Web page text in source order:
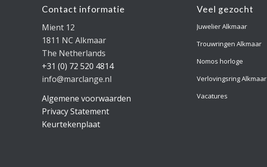
Contact informatie
Mient 12
1811 NC Alkmaar
The Netherlands
+31 (0) 72 520 4814
info@marclange.nl
Algemene voorwaarden
Privacy Statement
Keurtekenplaat
Veel gezocht
Juwelier Alkmaar
Trouwringen Alkmaar
Nomos horloge
Verlovingsring Alkmaar
Vacatures